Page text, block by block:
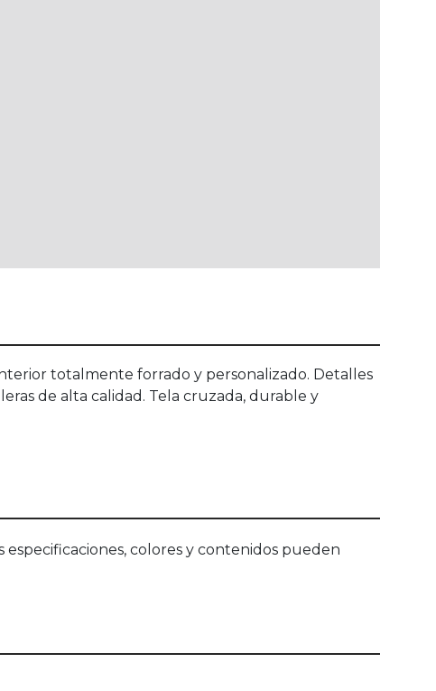
totalmente forrado y personalizado. Detalles
de alta calidad. Tela cruzada, durable y
colores y contenidos pueden